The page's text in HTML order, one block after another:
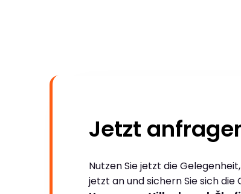
Jetzt
Nutzen Sie jetzt die Gelegenheit,
jetzt an und sichern Sie sich die